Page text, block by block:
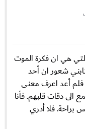
عمري 19 سنة مشكلتي هي ان فكرة الموت
شعور ان أحد
فلم أعد اعرف معنى
الى دقات قلبهم. فأنا
براحة. فلا أدري